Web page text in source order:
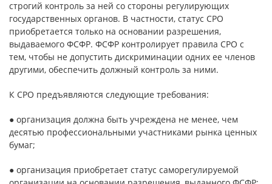
строгий контроль за ней со стороны регулирующих
государственных органов. В частности, статус СРО
приобретается только на основании разрешения,
выдаваемого ФСФР. ФСФР контролирует правила СРО с
тем, чтобы не допустить дискриминации одних ее членов
другими, обеспечить должный контроль за ними.
К СРО предъявляются следующие требования:
● организация должна быть учреждена не менее, чем
десятью профессиональными участниками рынка ценных
бумаг;
● организация приобретает статус саморегулируемой